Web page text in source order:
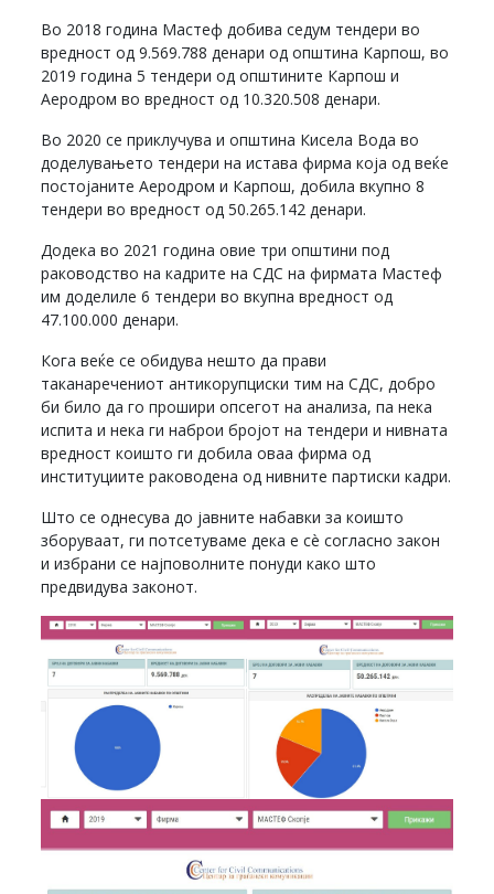
Во 2018 година Мастеф добива седум тендери во
вредност од 9.569.788 денари од општина Карпош, во
2019 година 5 тендери од општините Карпош и
Аеродром во вредност од 10.320.508 денари.
Во 2020 се приклучува и општина Кисела Вода во
доделувањето тендери на истава фирма која од веќе
постојаните Аеродром и Карпош, добила вкупно 8
тендери во вредност од 50.265.142 денари.
Додека во 2021 година овие три општини под
раководство на кадрите на СДС на фирмата Мастеф
им доделиле 6 тендери во вкупна вредност од
47.100.000 денари.
Кога веќе се обидува нешто да прави
таканаречениот антикорупциски тим на СДС, добро
би било да го прошири опсегот на анализа, па нека
испита и нека ги наброи бројот на тендери и нивната
вредност коишто ги добила оваа фирма од
институциите раководена од нивните партиски кадри.
Што се однесува до јавните набавки за коишто
зборуваат, ги потсетуваме дека е сè согласно закон
и избрани се најповолните понуди како што
предвидува законот.